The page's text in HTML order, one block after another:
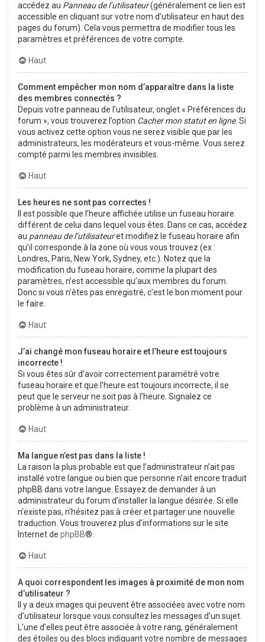
accédez au Panneau de l’utilisateur(généralement ce lien est
accessible en cliquant sur votre nom d’utilisateur en haut des
pages du forum). Cela vous permettra de modifier tous les
paramètres et préférences de votre compte.
Haut
Comment empêcher mon nom d’apparaître dans la liste
des membres connectés ?
Depuis votre panneau de l’utilisateur, onglet « Préférences du
forum », vous trouverez l’option Cacher mon statut en ligne. Si
vous activez cette option vous ne serez visible que par les
administrateurs, les modérateurs et vous-même. Vous serez
compté parmi les membres invisibles.
Haut
Les heures ne sont pas correctes !
Il est possible que l’heure affichée utilise un fuseau horaire
différent de celui dans lequel vous êtes. Dans ce cas, accédez
au panneau de l’utilisateuret modifiez le fuseau horaire afin
qu’il corresponde à la zone où vous vous trouvez (ex :
Londres, Paris, New York, Sydney, etc.). Notez que la
modification du fuseau horaire, comme la plupart des
paramètres, n’est accessible qu’aux membres du forum.
Donc si vous n’êtes pas enregistré, c’est le bon moment pour
le faire.
Haut
J’ai changé mon fuseau horaire et l’heure est toujours
incorrecte !
Si vous êtes sûr d’avoir correctement paramétré votre
fuseau horaire et que l’heure est toujours incorrecte, il se
peut que le serveur ne soit pas à l’heure. Signalez ce
problème à un administrateur.
Haut
Ma langue n’est pas dans la liste !
La raison la plus probable est que l’administrateur n’ait pas
installé votre langue ou bien que personne n’ait encore traduit
phpBB dans votre langue. Essayez de demander à un
administrateur du forum d’installer la langue désirée. Si elle
n’existe pas, n’hésitez pas à créer et partager une nouvelle
traduction. Vous trouverez plus d’informations sur le site
Internet de phpBB®.
Haut
A quoi correspondent les images à proximité de mon nom
d’utilisateur ?
Il y a deux images qui peuvent être associées avec votre nom
d’utilisateur lorsque vous consultez les messages d’un sujet.
L’une d’elles peut être associée à votre rang, généralement
des étoiles ou des blocs indiquant votre nombre de messages